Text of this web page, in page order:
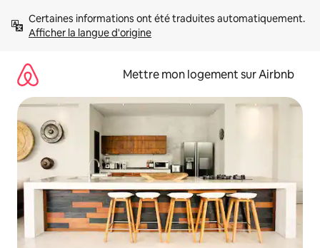
directement
Afficher la langue d'origine
Mettre mon logement sur Airbnb